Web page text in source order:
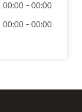
00:00 –00:00
00:00 –00:00